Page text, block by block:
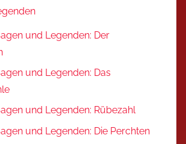
und Legenden: Der
und Legenden: Das
und Legenden: Rübezahl
und Legenden: Die Perchten